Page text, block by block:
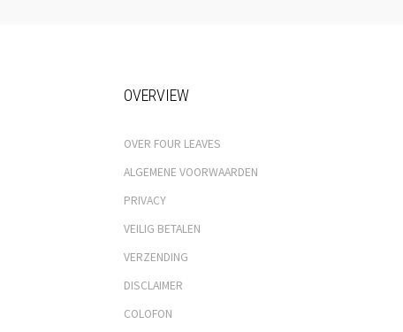
OVERVIEW
OVER FOUR LEAVES
ALGEMENE VOORWAARDEN
PRIVACY
VEILIG BETALEN
VERZENDING
DISCLAIMER
COLOFON